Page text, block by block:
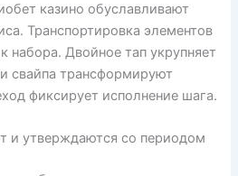
казино обуславливают
Транспортировка элементов
набора. Двойное тап укрупняет
свайпа трансформируют
фиксирует исполнение шага.
и утверждаются со периодом